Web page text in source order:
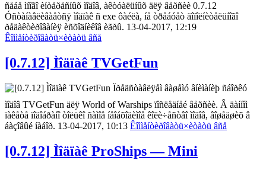
ñåáå ìíîãî èíòåðåñíûõ ìîäîâ, àêòóàëüíûõ äëÿ âåðñèè 0.7.12
Óñòàíàâëèâàåòñÿ ìîäïàê ñ exe ôàéëà, íå òðåáóåò äîïîëíèòåëüíîãî
ðåäàêòèðîâàíèÿ èñõîäíèêîâ èãðû. 13-04-2017, 12:19
Êîììåíòèðîâàòü×èòàòü âñå
[0.7.12] Ìîäïàê TVGetFun
Ïðåäñòàâëÿåì âàøåìó âíèìàíèþ ñáîðêó
ìîäîâ TVGetFun äëÿ World of Warships ïîñëåäíåé âåðñèè. Â äàííîì
ïàêåòå ïîäîáðàíî òîëüêî ñàìîå íåîáõîäèìîå êîëè÷åñòâî ìîäîâ, âîøåäøèõ â
áàçîâûé íàáîð. 13-04-2017, 10:13 Êîììåíòèðîâàòü×èòàòü âñå
[0.7.12] Ìîäïàê ProShips — Mini